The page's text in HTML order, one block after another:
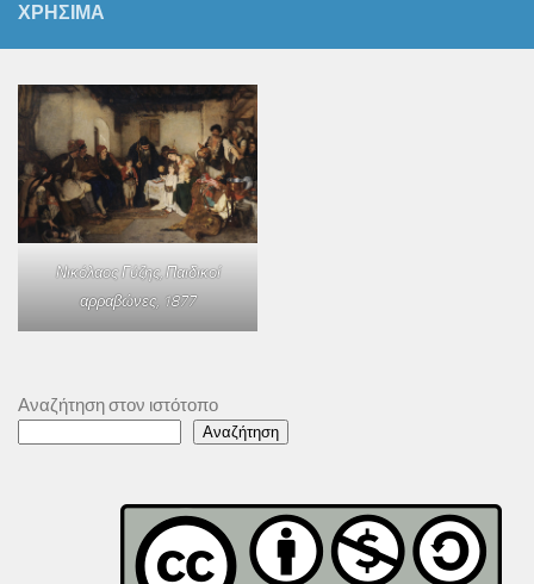
ΧΡΗΣΙΜΑ
Νικόλαος Γύζης,Παιδικοί
αρραβώνες, 1877
Αναζήτηση στον ιστότοπο
Αναζήτηση